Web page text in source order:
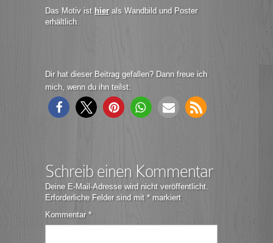
Das Motiv ist hierals Wandbild und Poster
erhältlich.
Dir hat dieser Beitrag gefallen? Dann freue ich
mich, wenn du ihn teilst:
Schreib einen Kommentar
Deine E-Mail-Adresse wird nicht veröffentlicht.
Erforderliche Felder sind mit * markiert
Kommentar *